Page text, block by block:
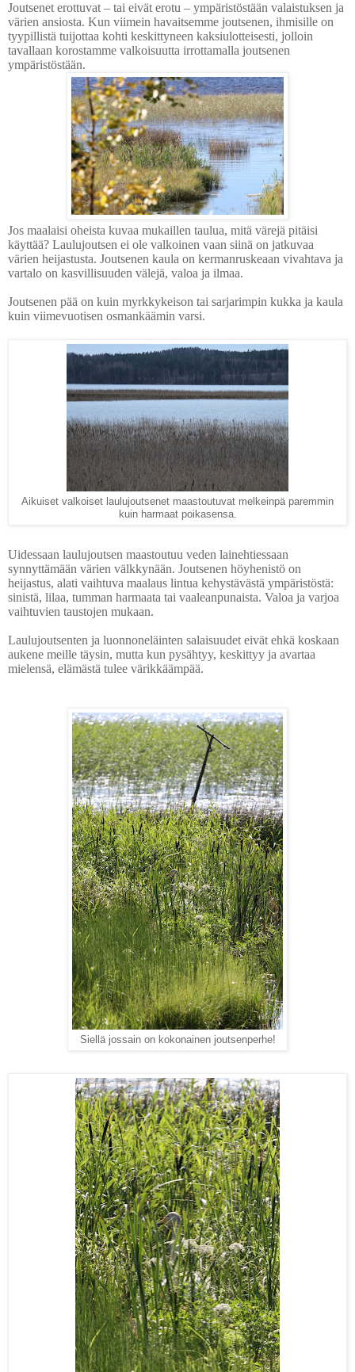
Joutsenet erottuvat – tai eivät erotu – ympäristöstään valaistuksen ja
värien ansiosta. Kun viimein havaitsemme joutsenen, ihmisille on
tyypillistä tuijottaa kohti keskittyneen kaksiulotteisesti, jolloin
tavallaan korostamme valkoisuutta irrottamalla joutsenen
ympäristöstään.
Jos maalaisi oheista kuvaa mukaillen taulua, mitä värejä pitäisi
käyttää? Laulujoutsen ei ole valkoinen vaan siinä on jatkuvaa
värien heijastusta. Joutsenen kaula on kermanruskeaan vivahtava ja
vartalo on kasvillisuuden välejä, valoa ja ilmaa.
Joutsenen pää on kuin myrkkykeison tai sarjarimpin kukka ja kaula
kuin viimevuotisen osmankäämin varsi.
Aikuiset valkoiset laulujoutsenet maastoutuvat melkeinpä paremmin
kuin harmaat poikasensa.
Uidessaan laulujoutsen maastoutuu veden lainehtiessaan
synnyttämään värien välkkynään. Joutsenen höyhenistö on
heijastus, alati vaihtuva maalaus lintua kehystävästä ympäristöstä:
sinistä, lilaa, tumman harmaata tai vaaleanpunaista. Valoa ja varjoa
vaihtuvien taustojen mukaan.
Laulujoutsenten ja luonnoneläinten salaisuudet eivät ehkä koskaan
aukene meille täysin, mutta kun pysähtyy, keskittyy ja avartaa
mielensä, elämästä tulee värikkäämpää.
Siellä jossain on kokonainen joutsenperhe!